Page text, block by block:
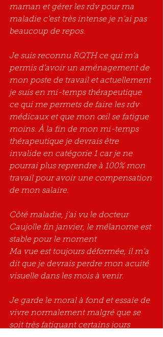
maman et gérer les rdv pour ma
maladie c’est très intense je n’ai pas
beaucoup de repos.
Je suis reconnu RQTH ce qui m’a
permis d’avoir un aménagement de
mon poste de travail et actuellement
je suis en mi-temps thérapeutique
ce qui me permets de faire les rdv
médicaux et que mon œil se fatigue
moins. À la fin de mon mi-temps
thérapeutique je devrais être
invalide en catégorie 1 car je ne
pourrai plus reprendre à 100% mon
travail pour avoir une compensation
de mon salaire.
Côté maladie, j’ai vu le docteur
Caujolle fin janvier, le mélanome est
stable pour le moment
Ma vue est toujours déformée, il m’a
dit que je devrais perdre mon acuité
visuelle dans les mois à venir.
Je garde le moral à fond et essaie de
vivre normalement malgré que se
soit très fatiguant certains jours